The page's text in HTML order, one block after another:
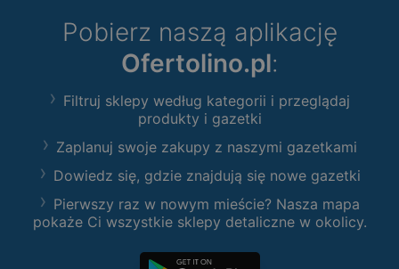
Pobierz naszą aplikację
Ofertolino.pl:
Filtruj sklepy według kategorii i przeglądaj
produkty i gazetki
Zaplanuj swoje zakupy z naszymi gazetkami
Dowiedz się, gdzie znajdują się nowe gazetki
Pierwszy raz w nowym mieście? Nasza mapa
pokaże Ci wszystkie sklepy detaliczne w okolicy.